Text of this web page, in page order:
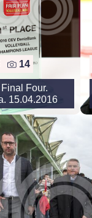
14
Four.
15.04.2016